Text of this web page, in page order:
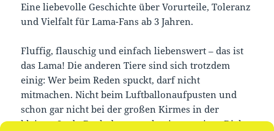
Eine liebevolle Geschichte über Vorurteile, Toleranz
und Vielfalt für Lama-Fans ab 3 Jahren.
Fluffig, flauschig und einfach liebenswert – das ist
das Lama! Die anderen Tiere sind sich trotzdem
einig: Wer beim Reden spuckt, darf nicht
mitmachen. Nicht beim Luftballonaufpusten und
schon gar nicht bei der großen Kirmes in der
kleinen Stadt. Doch dann taucht ein gemeiner Dieb